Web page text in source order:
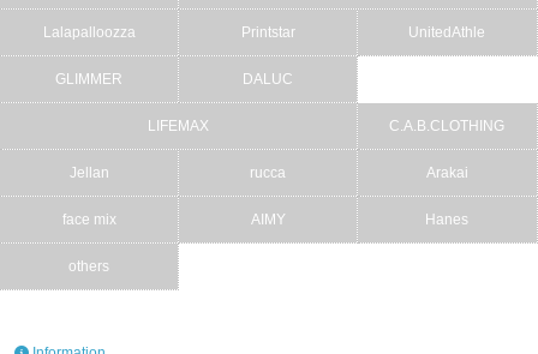
Lalapalloozza Printstar UnitedAthle
GLIMMER DALUC
LIFEMAX C.A.B.CLOTHING
Jellan rucca Arakai
face mix AIMY Hanes
others